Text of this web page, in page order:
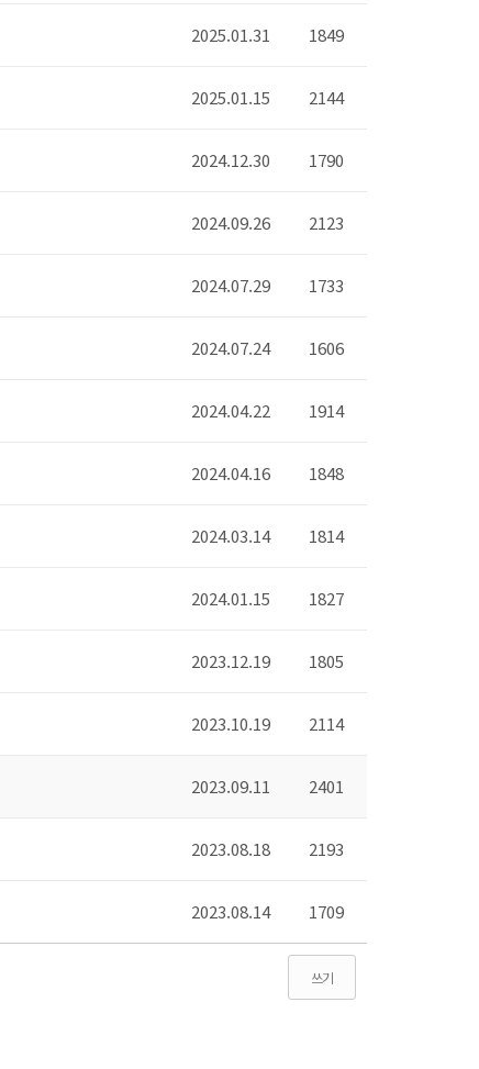
2025.01.31 1849
2025.01.15 2144
2024.12.30 1790
2024.09.26 2123
2024.07.29 1733
2024.07.24 1606
2024.04.22 1914
2024.04.16 1848
2024.03.14 1814
2024.01.15 1827
2023.12.19 1805
2023.10.19 2114
2023.09.11 2401
2023.08.18 2193
2023.08.14 1709
쓰기